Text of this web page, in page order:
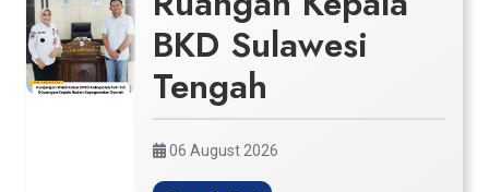
BKD Sulawesi
Tengah
06 August 2026